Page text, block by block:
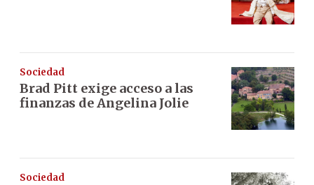
Sociedad
Brad Pitt exige acceso a las
finanzas de Angelina Jolie
Sociedad